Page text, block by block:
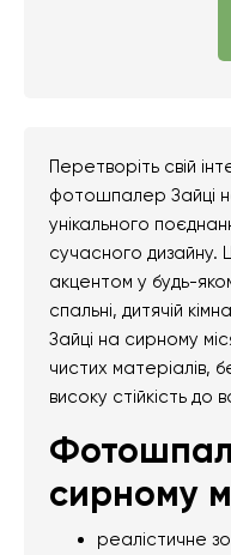
Перетворіть свій
фотошпалер Зайці
унікального
сучасного дизайну.
акцентом у будь-
спальні, дитячій
Зайці на сирному
чистих матеріалів,
високу стійкість до
сирному
реалістичне